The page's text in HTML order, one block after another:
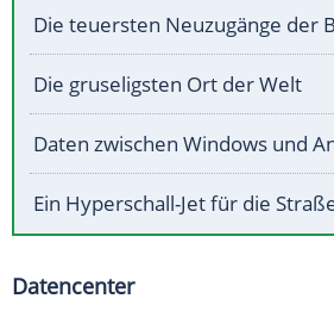
Die teuersten Neuzugänge der
Die gruseligsten Ort der Welt
Daten zwischen Windows und
Ein Hyperschall-Jet für die
Datencenter